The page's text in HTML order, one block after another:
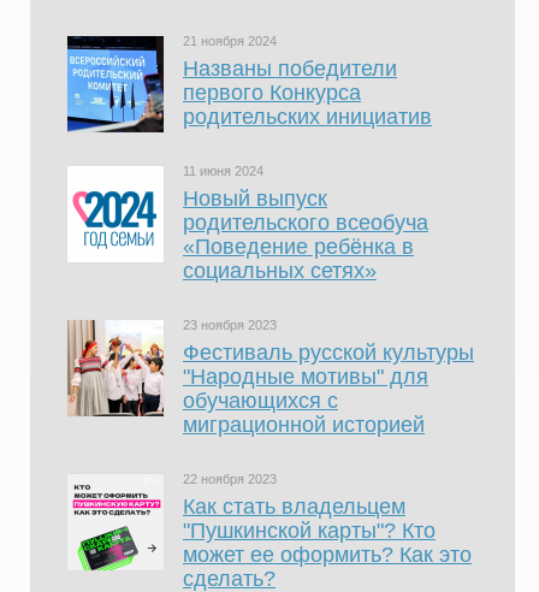
21 ноября 2024
Названы победители
первого Конкурса
родительских инициатив
11 июня 2024
Новый выпуск
родительского всеобуча
«Поведение ребёнка в
социальных сетях»
23 ноября 2023
Фестиваль русской культуры
"Народные мотивы" для
обучающихся с
миграционной историей
22 ноября 2023
Как стать владельцем
"Пушкинской карты"? Кто
может ее оформить? Как это
сделать?